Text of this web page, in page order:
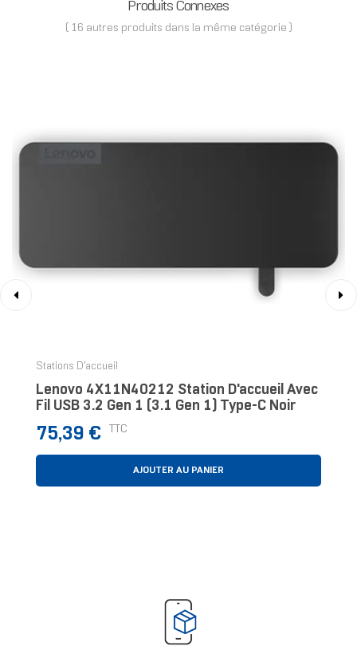
Produits Connexes
( 16 autres produits dans la même catégorie )
Stations D'accueil
Lenovo 4X11N40212 Station D'accueil Avec
Fil USB 3.2 Gen 1 (3.1 Gen 1) Type-C Noir
Prix
75,39 € TTC
AJOUTER AU PANIER